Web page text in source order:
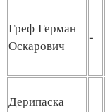
Греф Герман
Оскарович
-
Дерипаска